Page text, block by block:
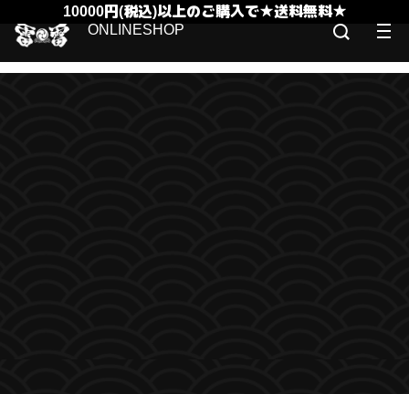
10000円(税込)以上のご購入で★送料無料★
ONLINESHOP